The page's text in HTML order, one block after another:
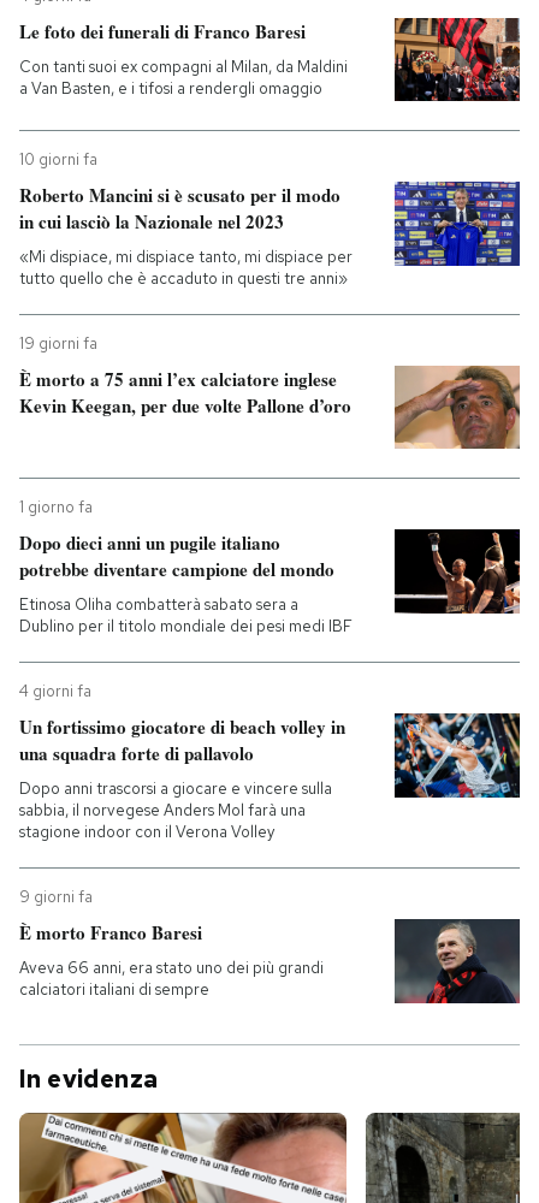
Le foto dei funerali di Franco Baresi
Con tanti suoi ex compagni al Milan, da Maldini
a Van Basten, e i tifosi a rendergli omaggio
10 giorni fa
Roberto Mancini si è scusato per il modo
in cui lasciò la Nazionale nel 2023
«Mi dispiace, mi dispiace tanto, mi dispiace per
tutto quello che è accaduto in questi tre anni»
19 giorni fa
È morto a 75 anni l’ex calciatore inglese
Kevin Keegan, per due volte Pallone d’oro
1 giorno fa
Dopo dieci anni un pugile italiano
potrebbe diventare campione del mondo
Etinosa Oliha combatterà sabato sera a
Dublino per il titolo mondiale dei pesi medi IBF
4 giorni fa
Un fortissimo giocatore di beach volley in
una squadra forte di pallavolo
Dopo anni trascorsi a giocare e vincere sulla
sabbia, il norvegese Anders Mol farà una
stagione indoor con il Verona Volley
9 giorni fa
È morto Franco Baresi
Aveva 66 anni, era stato uno dei più grandi
calciatori italiani di sempre
In evidenza